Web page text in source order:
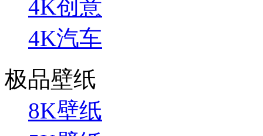
4K创意
4K汽车
极品壁纸
8K壁纸